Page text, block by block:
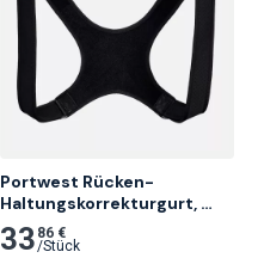
Portwest Rücken-
Haltungskorrekturgurt,
Schwarz
33 86 €
/Stück